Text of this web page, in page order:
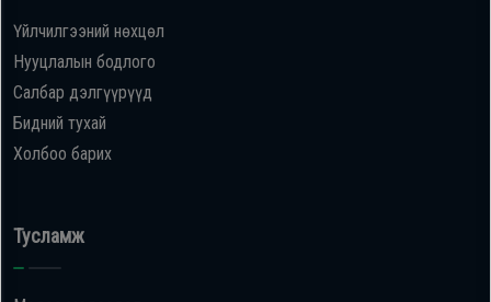
Үйлчилгээний нөхцөл
Нууцлалын бодлого
Салбар дэлгүүрүүд
Бидний тухай
Холбоо барих
Тусламж